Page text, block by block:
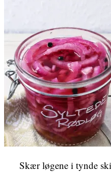
Skær løgene i tynde